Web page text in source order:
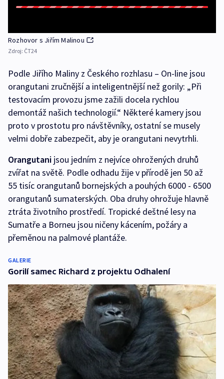
Rozhovor s Jiřím Malinou
Zdroj: ČT24
Podle Jiřího Maliny z Českého rozhlasu – On-line jsou
orangutani zručnější a inteligentnější než gorily: „Při
testovacím provozu jsme zažili docela rychlou
demontáž našich technologií.“ Některé kamery jsou
proto v prostotu pro návštěvníky, ostatní se musely
velmi dobře zabezpečit, aby je orangutani nevytrhli.
Orangutani jsou jedním z nejvíce ohrožených druhů
zvířat na světě. Podle odhadu žije v přírodě jen 50 až
55 tisíc orangutanů bornejských a pouhých 6000 - 6500
orangutanů sumaterských. Oba druhy ohrožuje hlavně
ztráta životního prostředí. Tropické deštné lesy na
Sumatře a Borneu jsou ničeny kácením, požáry a
přeměnou na palmové plantáže.
GALERIE
Gorilí samec Richard z projektu Odhalení